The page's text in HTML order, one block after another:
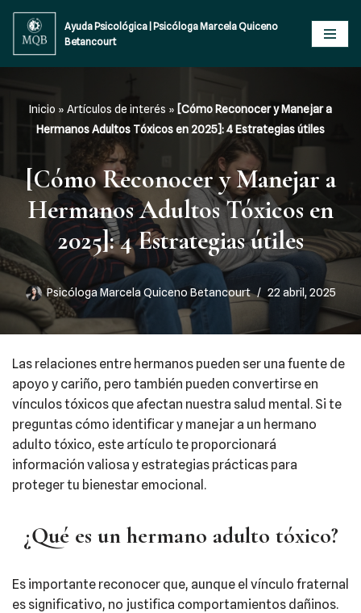
Saltar
al
Ayuda Psicológica | Psicóloga Marcela Quiceno
Betancourt
Inicio » Artículos de interés » [Cómo Reconocer y Manejar a
Hermanos Adultos Tóxicos en 2025]: 4 Estrategias útiles
[Cómo Reconocer y Manejar a
Hermanos Adultos Tóxicos en
2025]: 4 Estrategias útiles
Psicóloga Marcela Quiceno Betancourt 22 abril, 2025
Las relaciones entre hermanos pueden ser una fuente de
apoyo y cariño, pero también pueden convertirse en
vínculos tóxicos que afectan nuestra salud mental. Si te
preguntas cómo identificar y manejar a un hermano
adulto tóxico, este artículo te proporcionará
información valiosa y estrategias prácticas para
proteger tu bienestar emocional.​
¿Qué es un hermano adulto tóxico?
Es importante reconocer que, aunque el vínculo fraternal
es significativo, no justifica comportamientos dañinos.​